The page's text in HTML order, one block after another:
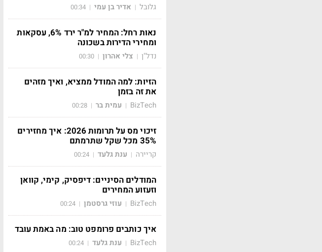
גלובל | אדיר בן עמי |
00:34
נאות רחל: המחיר למ"ר ירד 6%, עסקאות
ומחירי הדירות בשכונה
נדל"ן | צלי אהרון |
00:30
הזיות: למה המודל ממציא, ואיך מזהים
את זה בזמן
BizTech
| עמית בר |
00:28
זיכוי מס על תרומות 2026: איך מחזירים
35% מכל שקל שתרמתם
קריירה | ענת גלעד |
00:24
המודלים הסיניים: דיפסיק, קימי, קוואן
וזעזוע המחירים
BizTech
| עוזי גרסטמן |
00:24
איך כותבים פרומפט טוב: מה באמת עובד
BizTech
| ענת גלעד |
00:24